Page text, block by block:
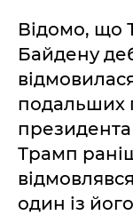
Відомо, що
Байдену
подальших
Трамп
один із